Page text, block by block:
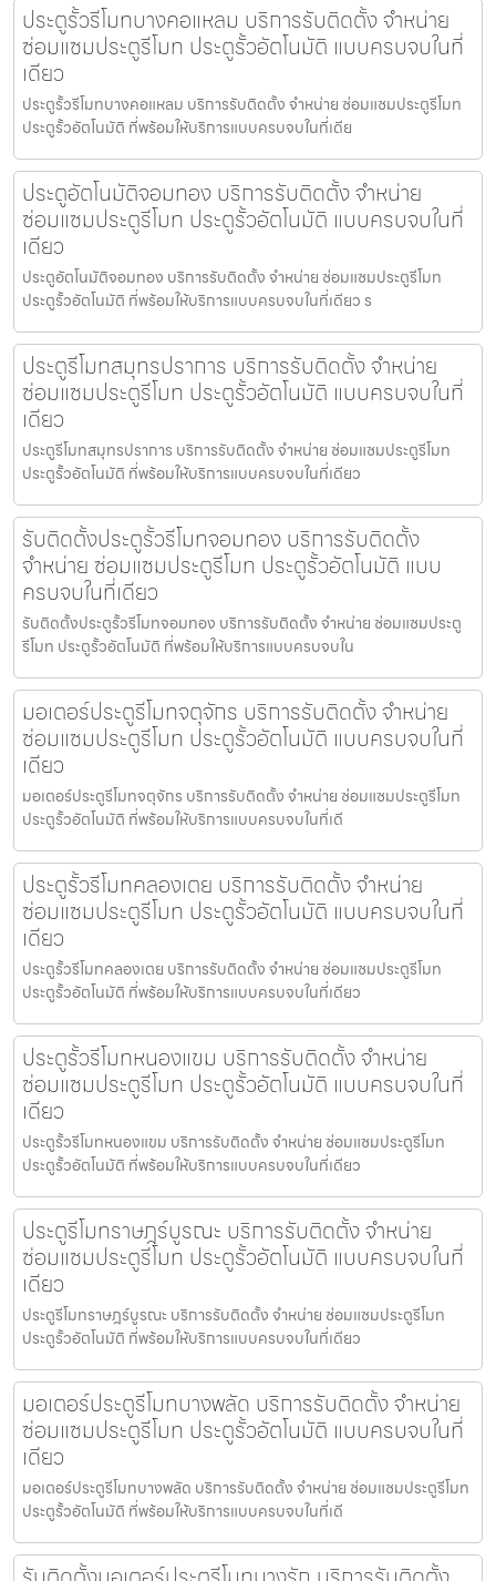
ประตูรั้วรีโมทบางคอแหลม บริการรับติดตั้ง จำหน่าย
ซ่อมแซมประตูรีโมท ประตูรั้วอัตโนมัติ แบบครบจบในที่
เดียว
ประตูรั้วรีโมทบางคอแหลม บริการรับติดตั้ง จำหน่าย ซ่อมแซมประตูรีโมท
ประตูรั้วอัตโนมัติ ที่พร้อมให้บริการแบบครบจบในที่เดีย
ประตูอัตโนมัติจอมทอง บริการรับติดตั้ง จำหน่าย
ซ่อมแซมประตูรีโมท ประตูรั้วอัตโนมัติ แบบครบจบในที่
เดียว
ประตูอัตโนมัติจอมทอง บริการรับติดตั้ง จำหน่าย ซ่อมแซมประตูรีโมท
ประตูรั้วอัตโนมัติ ที่พร้อมให้บริการแบบครบจบในที่เดียว ร
ประตูรีโมทสมุทรปราการ บริการรับติดตั้ง จำหน่าย
ซ่อมแซมประตูรีโมท ประตูรั้วอัตโนมัติ แบบครบจบในที่
เดียว
ประตูรีโมทสมุทรปราการ บริการรับติดตั้ง จำหน่าย ซ่อมแซมประตูรีโมท
ประตูรั้วอัตโนมัติ ที่พร้อมให้บริการแบบครบจบในที่เดียว
รับติดตั้งประตูรั้วรีโมทจอมทอง บริการรับติดตั้ง
จำหน่าย ซ่อมแซมประตูรีโมท ประตูรั้วอัตโนมัติ แบบ
ครบจบในที่เดียว
รับติดตั้งประตูรั้วรีโมทจอมทอง บริการรับติดตั้ง จำหน่าย ซ่อมแซมประตู
รีโมท ประตูรั้วอัตโนมัติ ที่พร้อมให้บริการแบบครบจบใน
มอเตอร์ประตูรีโมทจตุจักร บริการรับติดตั้ง จำหน่าย
ซ่อมแซมประตูรีโมท ประตูรั้วอัตโนมัติ แบบครบจบในที่
เดียว
มอเตอร์ประตูรีโมทจตุจักร บริการรับติดตั้ง จำหน่าย ซ่อมแซมประตูรีโมท
ประตูรั้วอัตโนมัติ ที่พร้อมให้บริการแบบครบจบในที่เดี
ประตูรั้วรีโมทคลองเตย บริการรับติดตั้ง จำหน่าย
ซ่อมแซมประตูรีโมท ประตูรั้วอัตโนมัติ แบบครบจบในที่
เดียว
ประตูรั้วรีโมทคลองเตย บริการรับติดตั้ง จำหน่าย ซ่อมแซมประตูรีโมท
ประตูรั้วอัตโนมัติ ที่พร้อมให้บริการแบบครบจบในที่เดียว
ประตูรั้วรีโมทหนองแขม บริการรับติดตั้ง จำหน่าย
ซ่อมแซมประตูรีโมท ประตูรั้วอัตโนมัติ แบบครบจบในที่
เดียว
ประตูรั้วรีโมทหนองแขม บริการรับติดตั้ง จำหน่าย ซ่อมแซมประตูรีโมท
ประตูรั้วอัตโนมัติ ที่พร้อมให้บริการแบบครบจบในที่เดียว
ประตูรีโมทราษฎร์บูรณะ บริการรับติดตั้ง จำหน่าย
ซ่อมแซมประตูรีโมท ประตูรั้วอัตโนมัติ แบบครบจบในที่
เดียว
ประตูรีโมทราษฎร์บูรณะ บริการรับติดตั้ง จำหน่าย ซ่อมแซมประตูรีโมท
ประตูรั้วอัตโนมัติ ที่พร้อมให้บริการแบบครบจบในที่เดียว
มอเตอร์ประตูรีโมทบางพลัด บริการรับติดตั้ง จำหน่าย
ซ่อมแซมประตูรีโมท ประตูรั้วอัตโนมัติ แบบครบจบในที่
เดียว
มอเตอร์ประตูรีโมทบางพลัด บริการรับติดตั้ง จำหน่าย ซ่อมแซมประตูรีโมท
ประตูรั้วอัตโนมัติ ที่พร้อมให้บริการแบบครบจบในที่เดี